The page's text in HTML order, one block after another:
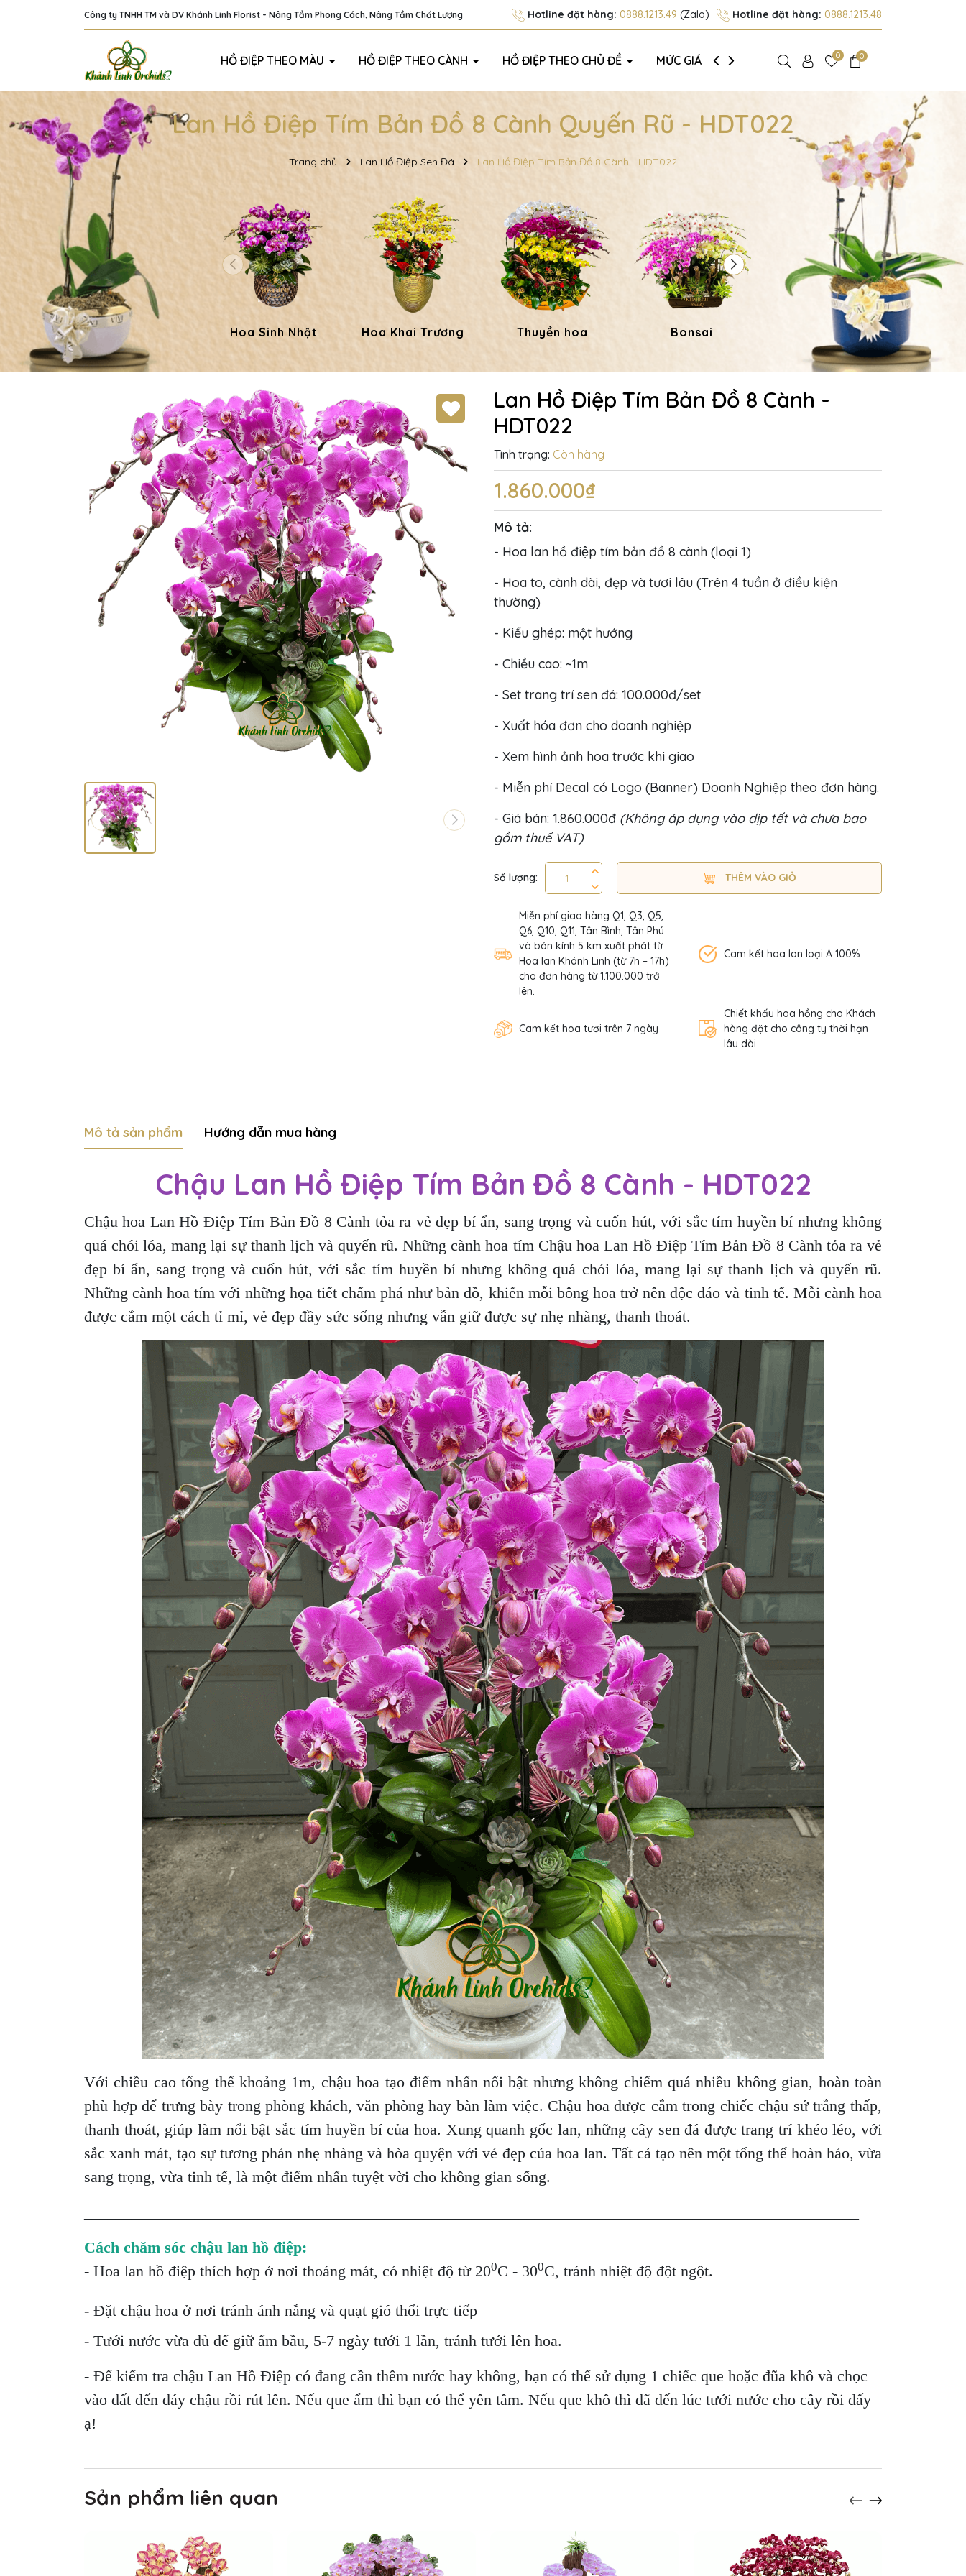
Công ty TNHH TM và DV Khánh Linh Florist - Nâng Tầm Phong Cách, Nâng Tầm Chất Lượng Hotline đặt hàng: 0888.1213.49 (Zalo) Hotline đặt hàng: 0888.1213.48
HỒ ĐIỆP THEO MÀU HỒ ĐIỆP THEO CÀNH HỒ ĐIỆP THEO CHỦ ĐỀ MỨC GIÁ GIỚI THIỆU 0 0
Lan Hồ Điệp Tím Bản Đồ 8 Cành Quyến Rũ - HDT022
Trang chủ Lan Hồ Điệp Sen Đá Lan Hồ Điệp Tím Bản Đồ 8 Cành - HDT022
Hoa Sinh Nhật Hoa Khai Trương Thuyền hoa Bonsai Hoa Dâng Phật
Lan Hồ Điệp Tím Bản Đồ 8 Cành -
HDT022
Tình trạng: Còn hàng
1.860.000₫
Mô tả:
- Hoa lan hồ điệp tím bản đồ 8 cành (loại 1)
- Hoa to, cành dài, đẹp và tươi lâu (Trên 4 tuần ở điều kiện
thường)
- Kiểu ghép: một hướng
- Chiều cao: ~1m
- Set trang trí sen đá: 100.000đ/set
- Xuất hóa đơn cho doanh nghiệp
- Xem hình ảnh hoa trước khi giao
- Miễn phí Decal có Logo (Banner) Doanh Nghiệp theo đơn hàng.
- Giá bán: 1.860.000đ (Không áp dụng vào dịp tết và chưa bao
gồm thuế VAT)
Số lượng: THÊM VÀO GIỎ
Miễn phí giao hàng Q1, Q3, Q5,
Q6, Q10, Q11, Tân Bình, Tân Phú
và bán kính 5 km xuất phát từ
Hoa lan Khánh Linh (từ 7h – 17h)
cho đơn hàng từ 1.100.000 trở
lên.
Cam kết hoa lan loại A 100%
Cam kết hoa tươi trên 7 ngày
Chiết khấu hoa hồng cho Khách
hàng đặt cho công ty thời hạn
lâu dài
Mô tả sản phẩm Hướng dẫn mua hàng
Chậu Lan Hồ Điệp Tím Bản Đồ 8 Cành - HDT022
Chậu hoa Lan Hồ Điệp Tím Bản Đồ 8 Cành tỏa ra vẻ đẹp bí ẩn, sang trọng và cuốn hút, với sắc tím huyền bí nhưng không
quá chói lóa, mang lại sự thanh lịch và quyến rũ. Những cành hoa tím Chậu hoa Lan Hồ Điệp Tím Bản Đồ 8 Cành tỏa ra vẻ
đẹp bí ẩn, sang trọng và cuốn hút, với sắc tím huyền bí nhưng không quá chói lóa, mang lại sự thanh lịch và quyến rũ.
Những cành hoa tím với những họa tiết chấm phá như bản đồ, khiến mỗi bông hoa trở nên độc đáo và tinh tế. Mỗi cành hoa
được cắm một cách tỉ mỉ, vẻ đẹp đầy sức sống nhưng vẫn giữ được sự nhẹ nhàng, thanh thoát.
Với chiều cao tổng thể khoảng 1m, chậu hoa tạo điểm nhấn nổi bật nhưng không chiếm quá nhiều không gian, hoàn toàn
phù hợp để trưng bày trong phòng khách, văn phòng hay bàn làm việc. Chậu hoa được cắm trong chiếc chậu sứ trắng thấp,
thanh thoát, giúp làm nổi bật sắc tím huyền bí của hoa. Xung quanh gốc lan, những cây sen đá được trang trí khéo léo, với
sắc xanh mát, tạo sự tương phản nhẹ nhàng và hòa quyện với vẻ đẹp của hoa lan. Tất cả tạo nên một tổng thể hoàn hảo, vừa
sang trọng, vừa tinh tế, là một điểm nhấn tuyệt vời cho không gian sống.
Cách chăm sóc chậu lan hồ điệp:
- Hoa lan hồ điệp thích hợp ở nơi thoáng mát, có nhiệt độ từ 200C - 300C, tránh nhiệt độ đột ngột.
- Đặt chậu hoa ở nơi tránh ánh nắng và quạt gió thổi trực tiếp
- Tưới nước vừa đủ để giữ ẩm bầu, 5-7 ngày tưới 1 lần, tránh tưới lên hoa.
- Để kiểm tra chậu Lan Hồ Điệp có đang cần thêm nước hay không, bạn có thể sử dụng 1 chiếc que hoặc đũa khô và chọc
vào đất đến đáy chậu rồi rút lên. Nếu que ẩm thì bạn có thể yên tâm. Nếu que khô thì đã đến lúc tưới nước cho cây rồi đấy
ạ!
Sản phẩm liên quan